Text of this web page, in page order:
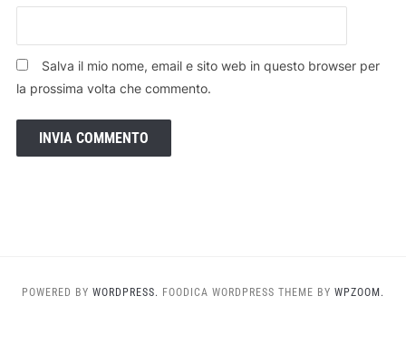
Salva il mio nome, email e sito web in questo browser per
la prossima volta che commento.
POWERED BY WORDPRESS. FOODICA WORDPRESS THEME BY WPZOOM.